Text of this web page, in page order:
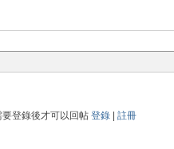
要登錄後才可以回帖 登錄| 註冊